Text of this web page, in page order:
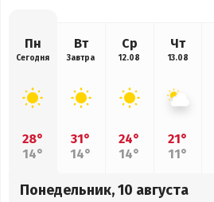
Пн
Сегодня
28°
14°
Вт
Завтра
31°
14°
Ср
12.08
24°
14°
Чт
13.08
21°
11°
Понедельник, 10 августа